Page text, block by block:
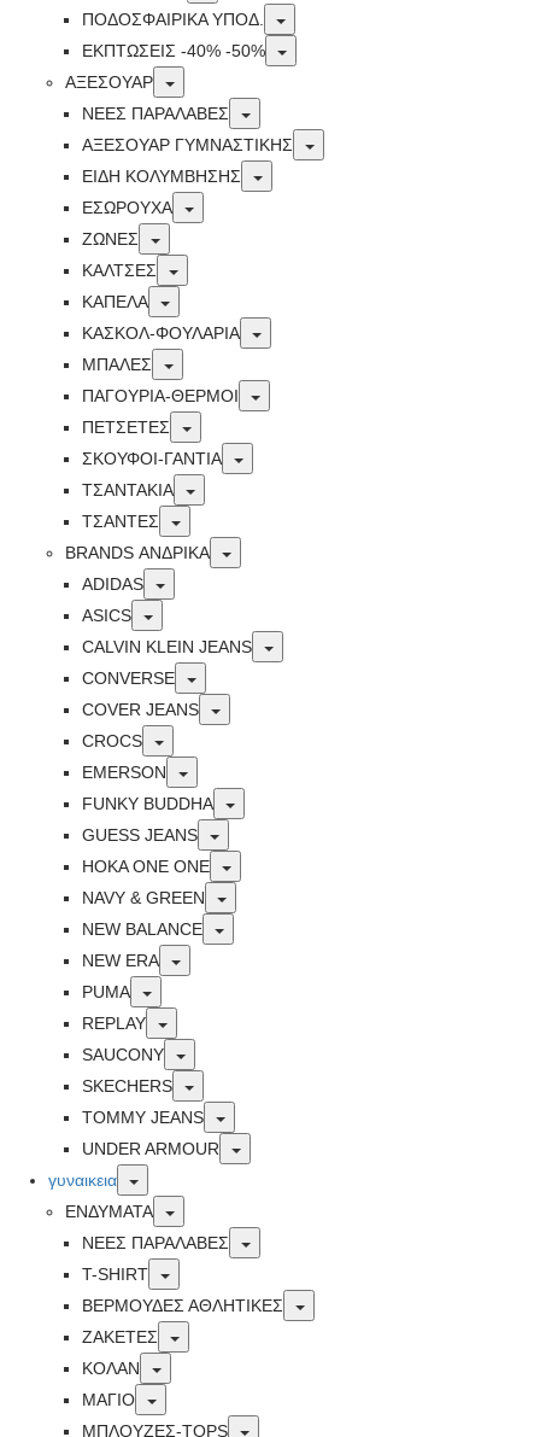
ΠΟΔΟΣΦΑΙΡΙΚΆ ΥΠΟΔ.
Toggle
ΕΚΠΤΏΣΕΙΣ -40% -50%
Toggle
ΑΞΕΣΟΥΑΡ
Toggle
ΝΕΕΣ ΠΑΡΑΛΑΒΕΣ
Toggle
ΑΞΕΣΟΥΑΡ ΓΥΜΝΑΣΤΙΚΗΣ
Toggle
ΕΙΔΗ ΚΟΛΥΜΒΗΣΗΣ
Toggle
ΕΣΩΡΟΥΧΑ
Toggle
ΖΩΝΕΣ
Toggle
ΚΑΛΤΣΕΣ
Toggle
ΚΑΠΕΛΑ
Toggle
ΚΑΣΚΟΛ-ΦΟΥΛΑΡΙΑ
Toggle
ΜΠΑΛΕΣ
Toggle
ΠΑΓΟΥΡΙΑ-ΘΕΡΜΟΙ
Toggle
ΠΕΤΣΈΤΕΣ
Toggle
ΣΚΟΥΦΟΙ-ΓΑΝΤΙΑ
Toggle
ΤΣΑΝΤΑΚΙΑ
Toggle
ΤΣΑΝΤΕΣ
Toggle
BRANDS ΑΝΔΡΙΚΆ
Toggle
ADIDAS
Toggle
ASICS
Toggle
CALVIN KLEIN JEANS
Toggle
CONVERSE
Toggle
COVER JEANS
Toggle
CROCS
Toggle
EMERSON
Toggle
FUNKY BUDDHA
Toggle
GUESS JEANS
Toggle
HOKA ONE ONE
Toggle
NAVY & GREEN
Toggle
NEW BALANCE
Toggle
NEW ERA
Toggle
PUMA
Toggle
REPLAY
Toggle
SAUCONY
Toggle
SKECHERS
Toggle
TOMMY JEANS
Toggle
UNDER ARMOUR
Toggle
γυναικεια
Toggle
ΕΝΔΥΜΑΤΑ
Toggle
ΝΕΕΣ ΠΑΡΑΛΑΒΕΣ
Toggle
T-SHIRT
Toggle
ΒΕΡΜΟΥΔΕΣ ΑΘΛΗΤΙΚΕΣ
Toggle
ΖΑΚΕΤΕΣ
Toggle
ΚΟΛΑΝ
Toggle
ΜΑΓΙΟ
Toggle
ΜΠΛΟΥΖΕΣ-TOPS
Toggle